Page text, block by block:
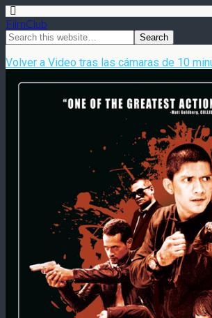
FilmClub
Volver a Video tras las cámaras de 10